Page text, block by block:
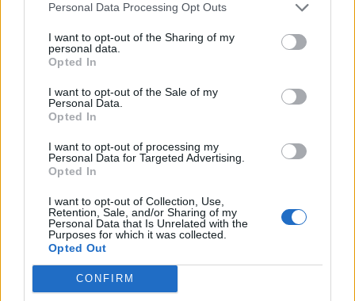
Personal Data Processing Opt Outs
I want to opt-out of the Sharing of my
personal data.
Opted In
I want to opt-out of the Sale of my
Personal Data.
Opted In
I want to opt-out of processing my
Personal Data for Targeted Advertising.
Opted In
I want to opt-out of Collection, Use,
Retention, Sale, and/or Sharing of my
Personal Data that Is Unrelated with the
Purposes for which it was collected.
Opted Out
CONFIRM